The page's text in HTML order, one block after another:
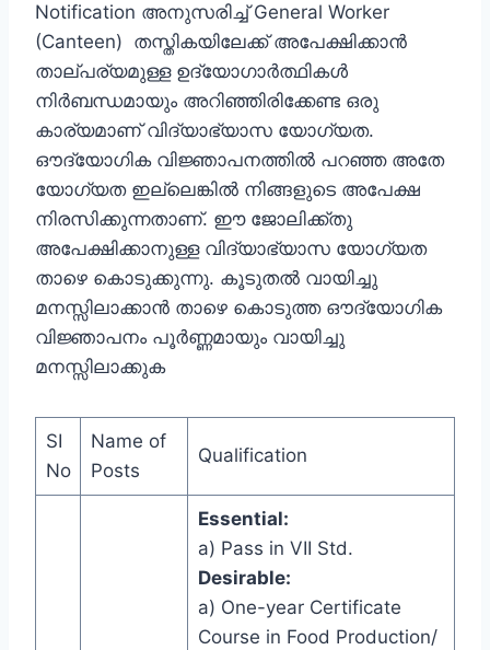
Notification അനുസരിച്ച് General Worker
(Canteen) തസ്തികയിലേക്ക് അപേക്ഷിക്കാന്‍
താല്പര്യമുള്ള ഉദ്യോഗാര്‍ത്ഥികള്‍
നിര്‍ബന്ധമായും അറിഞ്ഞിരിക്കേണ്ട ഒരു
കാര്യമാണ് വിദ്യാഭ്യാസ യോഗ്യത.
ഔദ്യോഗിക വിജ്ഞാപനത്തില്‍ പറഞ്ഞ അതേ
യോഗ്യത ഇല്ലെങ്കില്‍ നിങ്ങളുടെ അപേക്ഷ
നിരസിക്കുന്നതാണ്. ഈ ജോലിക്ക്തു
അപേക്ഷിക്കാനുള്ള വിദ്യാഭ്യാസ യോഗ്യത
താഴെ കൊടുക്കുന്നു. കൂടുതല്‍ വായിച്ചു
മനസ്സിലാക്കാന്‍ താഴെ കൊടുത്ത ഔദ്യോഗിക
വിജ്ഞാപനം പൂര്‍ണ്ണമായും വായിച്ചു
മനസ്സിലാക്കുക
SI
No
Name of
Posts
Qualification
Essential:
a) Pass in VII Std.
Desirable:
a) One-year Certificate
Course in Food Production/